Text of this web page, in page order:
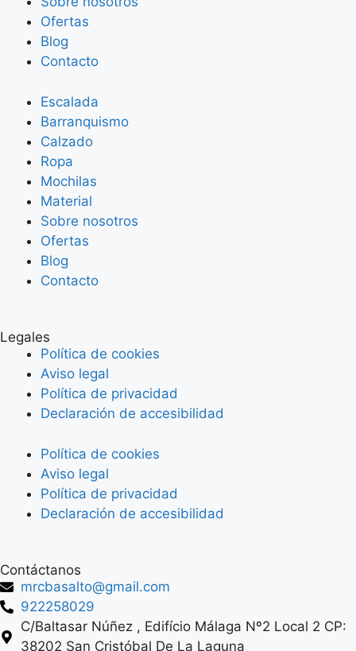
Ofertas
Blog
Contacto
Escalada
Barranquismo
Calzado
Ropa
Mochilas
Material
Sobre nosotros
Ofertas
Blog
Contacto
Legales
Política de cookies
Aviso legal
Política de privacidad
Declaración de accesibilidad
Política de cookies
Aviso legal
Política de privacidad
Declaración de accesibilidad
Contáctanos
mrcbasalto@gmail.com
922258029
C/Baltasar Núñez , Edifício Málaga Nº2 Local 2 CP:
38202 San Cristóbal De La Laguna